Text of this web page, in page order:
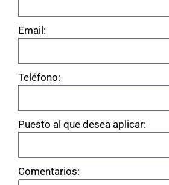
Email:
Teléfono:
Puesto al que desea aplicar:
Comentarios: